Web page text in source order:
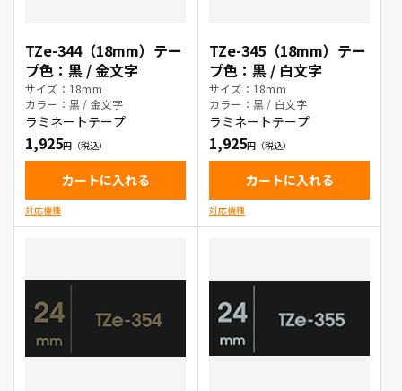
TZe-344（18mm）テー
プ色：黒 / 金文字
サイズ：18mm
カラー：黒 / 金文字
ラミネートテープ
1,925
カートに入れる
対応機種
TZe-345（18mm）テー
プ色：黒 / 白文字
サイズ：18mm
カラー：黒 / 白文字
ラミネートテープ
1,925
カートに入れる
対応機種